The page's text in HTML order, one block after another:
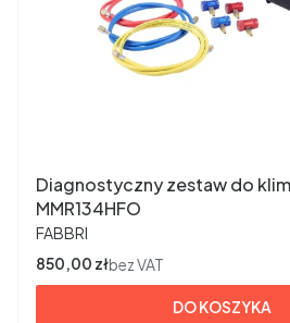
Diagnostyczny zestaw do
MMR134HFO
PRODUCENT
FABBRI
Cena
850,00 złbez VAT
DO KOSZYKA